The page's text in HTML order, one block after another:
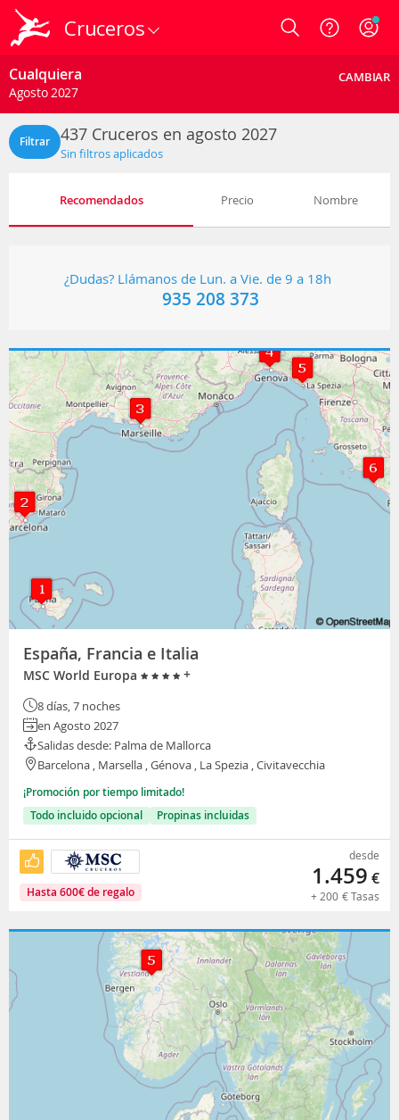
Cruceros Login
Cualquiera
Agosto 2027
CAMBIAR
Filtrar 437 Cruceros en agosto 2027
Sin filtros aplicados
Recomendados Precio Nombre
¿Dudas? Llámanos de Lun. a Vie. de 9 a 18h
935 208 373
España, Francia e Italia
MSC World Europa +
8 días, 7 noches
en Agosto 2027
Salidas desde: Palma de Mallorca
Barcelona , Marsella , Génova , La Spezia , Civitavecchia
¡Promoción por tiempo limitado!
Todo incluido opcional
Propinas incluidas
Hasta 600€de regalo
desde
1.459 €
+200 €Tasas